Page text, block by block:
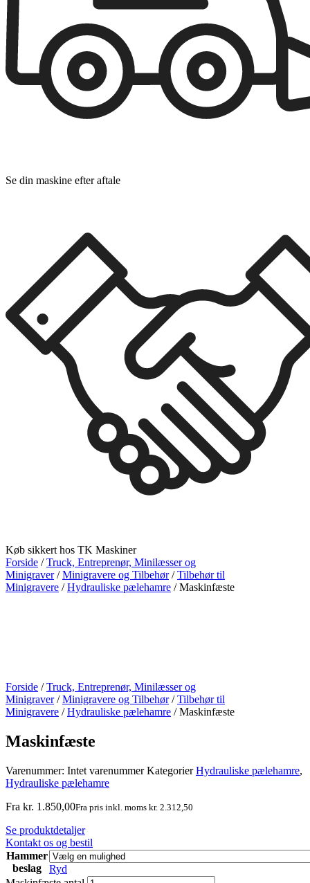
Se din maskine efter aftale
Køb sikkert hos TK Maskiner
Forside /Truck, Entreprenør, Minilæsser og
Minigraver/Minigravere og Tilbehør/Tilbehør til
Minigravere /Hydrauliske pælehamre / Maskinfæste
Forside /Truck, Entreprenør, Minilæsser og
Minigraver/Minigravere og Tilbehør/Tilbehør til
Minigravere /Hydrauliske pælehamre / Maskinfæste
Maskinfæste
Varenummer: Intet varenummerKategorier Hydrauliske pælehamre,
Hydrauliske pælehamre
Fra kr. 1.850,00Fra pris inkl. moms kr. 2.312,50
Se produktdetaljer
Kontakt os og bestil
Hammer
beslag
Ryd